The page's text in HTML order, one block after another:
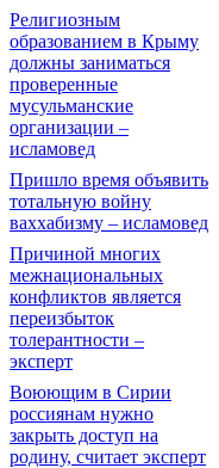
Религиозным
образованием в Крыму
должны заниматься
проверенные
мусульманские
организации –
исламовед
Пришло время объявить
тотальную войну
ваххабизму – исламовед
Причиной многих
межнациональных
конфликтов является
переизбыток
толерантности –
эксперт
Воюющим в Сирии
россиянам нужно
закрыть доступ на
родину, считает эксперт